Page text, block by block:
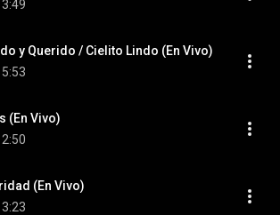
3:49
y Querido / Cielito Lindo (En Vivo)
5:53
(En Vivo)
2:50
(En Vivo)
3:23